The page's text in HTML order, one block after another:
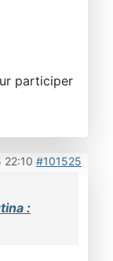
participer
22:10 #101525
: